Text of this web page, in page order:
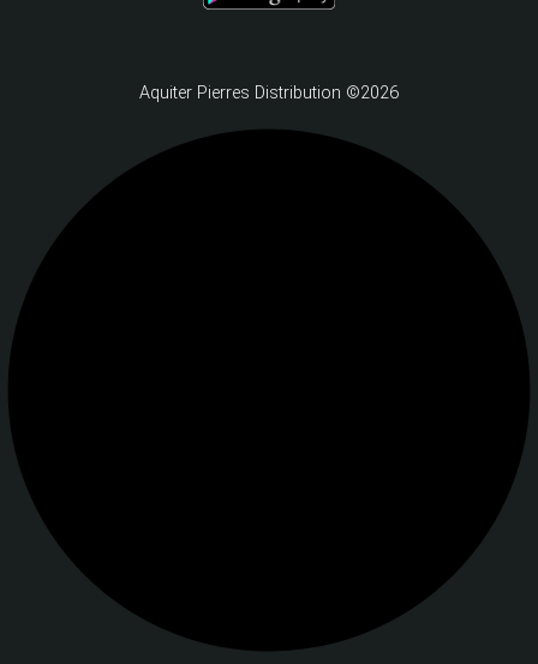
Aquiter Pierres Distribution ©2026